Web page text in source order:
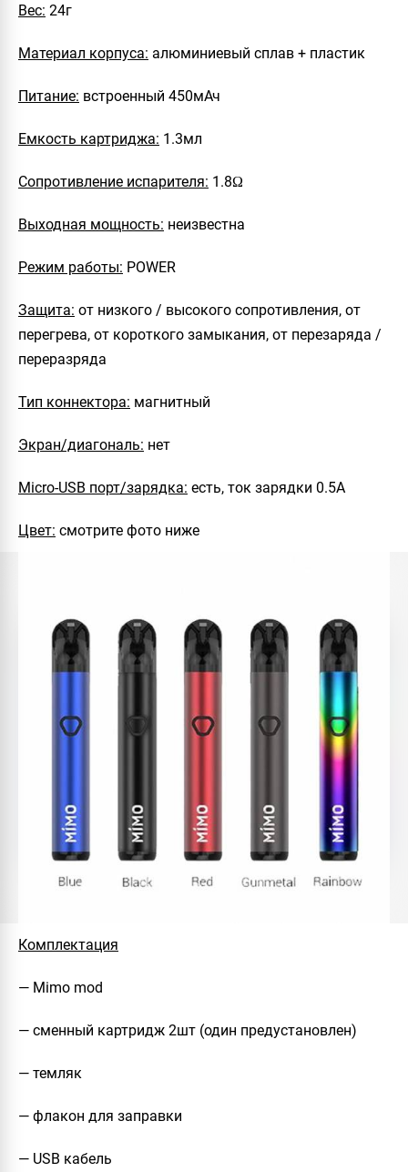
Вес: 24г
Материал корпуса: алюминиевый сплав + пластик
Питание: встроенный 450мАч
Емкость картриджа: 1.3мл
Сопротивление испарителя: 1.8Ω
Выходная мощность: неизвестна
Режим работы: POWER
Защита: от низкого / высокого сопротивления, от
перегрева, от короткого замыкания, от перезаряда /
переразряда
Тип коннектора: магнитный
Экран/диагональ: нет
Micro-USB порт/зарядка: есть, ток зарядки 0.5А
Цвет: смотрите фото ниже
Комплектация
— Mimo mod
— сменный картридж 2шт (один предустановлен)
— темляк
— флакон для заправки
— USB кабель